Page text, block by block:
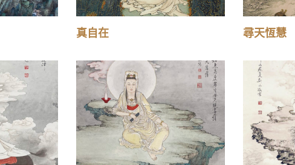
真自在 尋天恆慧